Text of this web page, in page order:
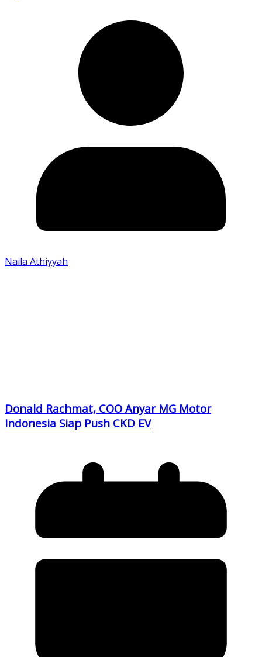
Naila Athiyyah
Donald Rachmat, COO Anyar MG Motor
Indonesia Siap Push CKD EV